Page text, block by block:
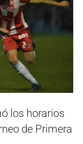
los horarios
de Primera